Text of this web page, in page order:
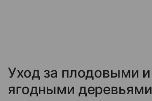
Уход за плодовыми и
ягодными деревьями